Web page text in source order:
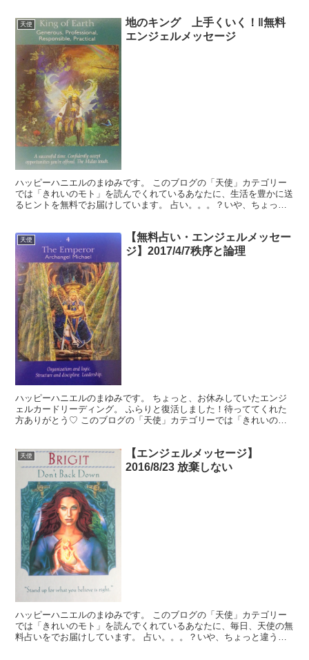
天使
地のキング 上手くいく！‖無料
エンジェルメッセージ
ハッピーハニエルのまゆみです。 このブログの「天使」カテゴリー
では「きれいのモト」を読んでくれているあなたに、生活を豊かに送
るヒントを無料でお届けしています。 占い。。。？いや、ちょっと
天使
【無料占い・エンジェルメッセー
ジ】2017/4/7秩序と論理
ハッピーハニエルのまゆみです。 ちょっと、お休みしていたエンジ
ェルカードリーディング。 ふらりと復活しました！待っててくれた
方ありがとう♡ このブログの「天使」カテゴリーでは「きれいのモ
天使
【エンジェルメッセージ】
2016/8/23 放棄しない
ハッピーハニエルのまゆみです。 このブログの「天使」カテゴリー
では「きれいのモト」を読んでくれているあなたに、毎日、天使の無
料占いをでお届けしています。 占い。。。？いや、ちょっと違うか